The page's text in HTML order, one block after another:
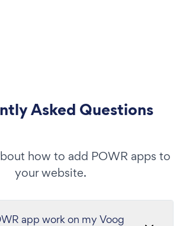
Asked Questions
how to add POWR apps to
your website.
app work on my Voog